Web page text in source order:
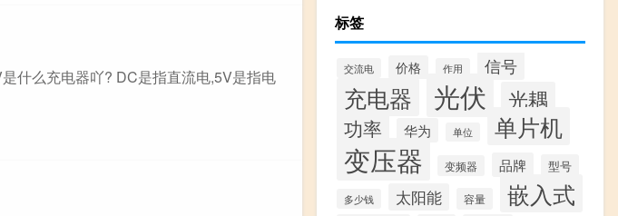
什么充电器吖? DC是指直流电,5V是指电
标签
交流电 价格 作用 信号
充电器 光伏
光耦
功率
华为 单位 单片机
变压器 变频器 品牌 型号
多少钱 太阳能 容量 嵌入式